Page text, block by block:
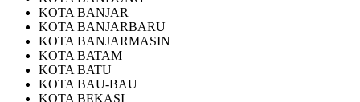
KOTA BANJAR
KOTA BANJARBARU
KOTA BANJARMASIN
KOTA BATAM
KOTA BATU
KOTA BAU-BAU
KOTA BEKASI